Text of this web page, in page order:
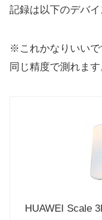
記録は以下のデバイ
※これかなりいいで
同じ精度で測れます
HUAWEI Scale